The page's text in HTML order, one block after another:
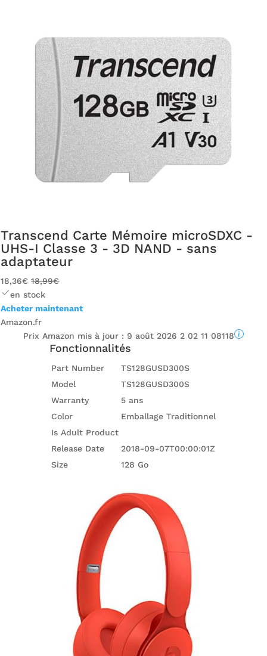
Transcend Carte Mémoire microSDXC -
UHS-I Classe 3 - 3D NAND - sans
adaptateur
18,36€18,99€
en stock
Acheter maintenant
Amazon.fr
Prix ​​Amazon mis à jour : 9 août 2026 2 02 11 08118
Fonctionnalités
Part Number
TS128GUSD300S
Model
TS128GUSD300S
Warranty
5 ans
Color
Emballage Traditionnel
Is Adult Product
Release Date
2018-09-07T00:00:01Z
Size
128 Go